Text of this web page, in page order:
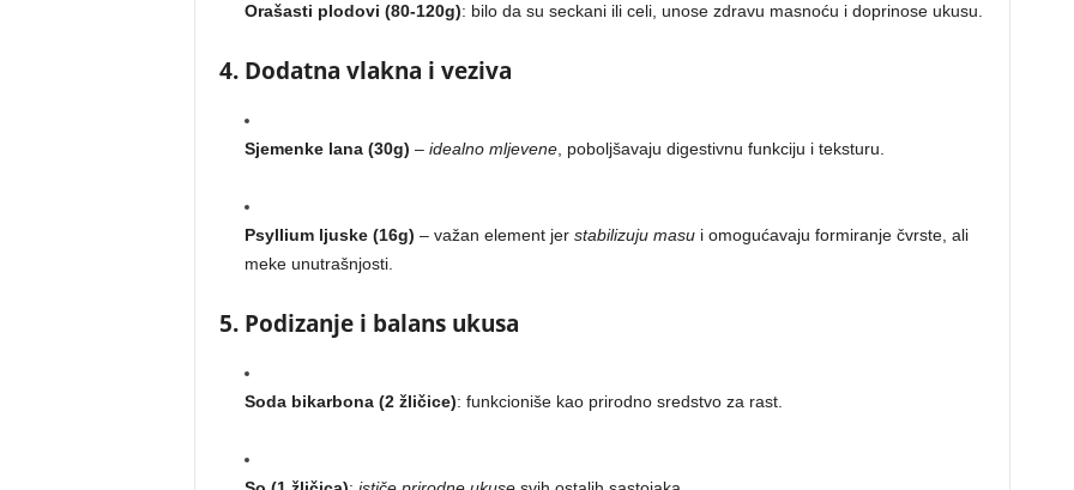
Orašasti plodovi (80-120g): bilo da su seckani ili celi, unose zdravu masnoću i doprinose ukusu.
4. Dodatna vlakna i veziva
Sjemenke lana (30g) – idealno mljevene, poboljšavaju digestivnu funkciju i teksturu.
Psyllium ljuske (16g) – važan element jer stabilizuju masui omogućavaju formiranje čvrste, ali
meke unutrašnjosti.
5. Podizanje i balans ukusa
Soda bikarbona (2 žličice): funkcioniše kao prirodno sredstvo za rast.